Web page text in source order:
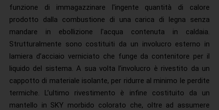
funzione di immagazzinare l'ingente quantità di calore
prodotto dalla combustione di una carica di legna senza
mandare in ebollizione l'acqua contenuta in caldaia.
Strutturalmente sono costituiti da un involucro esterno in
lamiera d’acciaio verniciato che funge da contenitore per il
liquido del sistema. A sua volta l’involucro è rivestito da un
cappotto di materiale isolante, per ridurre al minimo le perdite
termiche. L’ultimo rivestimento è infine costituito da un
mantello in SKY morbido colorato che, oltre ad assumere